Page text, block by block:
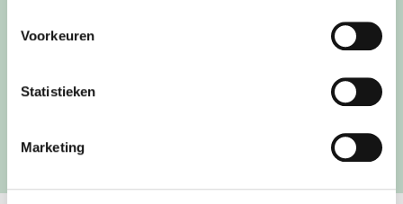
Voorkeuren
Statistieken
Marketing